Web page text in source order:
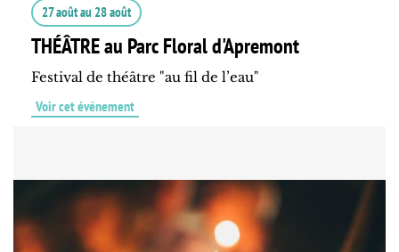
27 aoûtau 28 août
THÉÂTRE au Parc Floral d'Apremont
Festival de théâtre "au fil de l’eau"
Voir cet événement